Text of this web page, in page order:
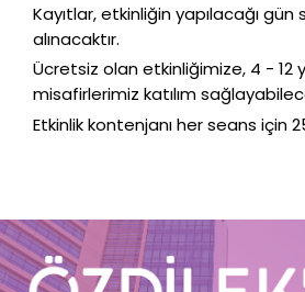
Kayıtlar, etkinliğin yapılacağı gün
alınacaktır.
Ücretsiz olan etkinliğimize, 4 - 12
misafirlerimiz katılım
Etkinlik kontenjanı her seans için